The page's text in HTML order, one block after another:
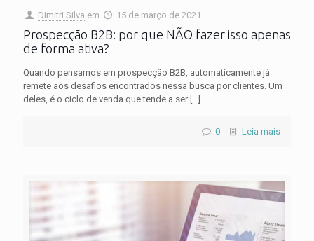
Dimitri Silva em 15 de março de 2021
Prospecção B2B: por que NÃO fazer isso apenas
de forma ativa?
Quando pensamos em prospecção B2B, automaticamente já
remete aos desafios encontrados nessa busca por clientes. Um
deles, é o ciclo de venda que tende a ser[…]
0 Leia mais